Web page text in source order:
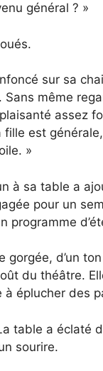
général ? »
sur sa
même
assez
fille est
»
à sa table a
pour un
programme
gorgée, d’un
du théâtre.
à éplucher des
table a éclaté
sourire.